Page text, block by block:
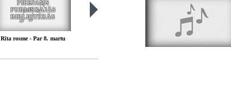
PIEEJAMS
PUBLISKAJĀS
BIBLIOTĒKĀS
Rīta rosme - Par 8. martu
PIEEJAMS
PUBLISKAJĀS
BIBLIOTĒKĀS
Rīta rosme - Vēstuļu apskats